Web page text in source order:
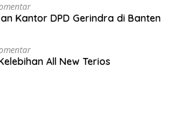
Kantor DPD Gerindra di Banten
All New Terios